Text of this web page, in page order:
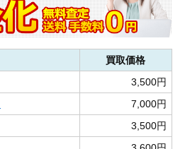
買取価格
3,500円
7,000円
3,500円